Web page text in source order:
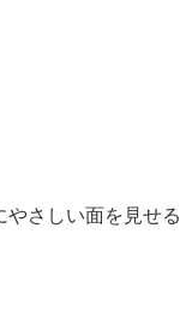
さしい面を見せる